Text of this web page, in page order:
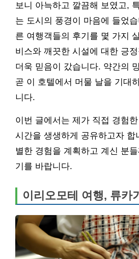
보니 아늑하고 깔끔해 보였고,
는 도시의 풍경이 마음에 들었
른 여행객들의 후기를 몇 가지
비스와 깨끗한 시설에 대한 긍
더욱 믿음이 갔습니다. 약간의
곧 이 호텔에서 머물 날을 기대
니다.
이번 글에서는 제가 직접 경험
시간을 생생하게 공유하고자 합
별한 경험을 계획하고 계신 분
기를 바랍니다.
이리오모테 여행, 류카